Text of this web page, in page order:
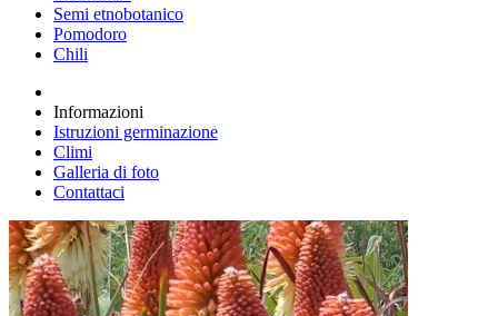
Semi etnobotanico
Pomodoro
Chili
Informazioni
Istruzioni germinazione
Climi
Galleria di foto
Contattaci